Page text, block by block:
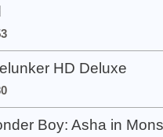
HD Deluxe
Boy: Asha in